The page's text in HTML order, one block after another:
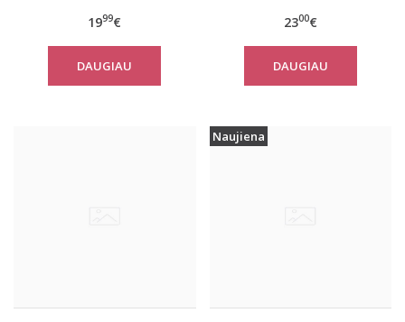
spalvos marškinėliai Be
Pure Shirt 02
1999€
DAUGIAU
marškinėliai women
move FLOW LIGHT Tank
Top
2300€
DAUGIAU
Naujiena